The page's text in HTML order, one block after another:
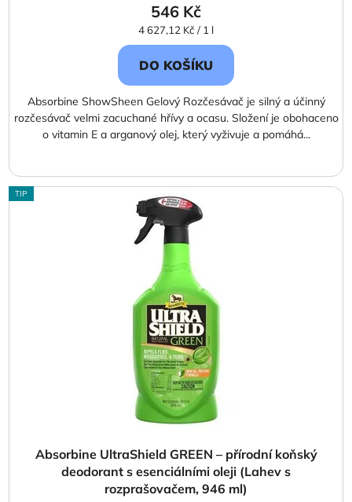
546 Kč
Měrná
cena:
4 627,12 Kč / 1 l
DO KOŠÍKU
Absorbine ShowSheen Gelový Rozčesávač je silný a účinný
rozčesávač velmi zacuchané hřívy a ocasu. Složení je obohaceno
o vitamin E a arganový olej, který vyživuje a pomáhá...
TIP
Absorbine UltraShield GREEN – přírodní koňský
deodorant s esenciálními oleji (Lahev s
rozprašovačem, 946 ml)